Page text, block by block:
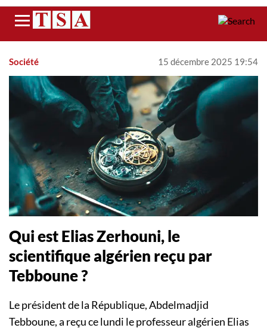
Menu
Société 15 décembre 2025 19:54
Qui est Elias Zerhouni, le
scientifique algérien reçu par
Tebboune ?
Le président de la République, Abdelmadjid
Tebboune, a reçu ce lundi le professeur algérien Elias